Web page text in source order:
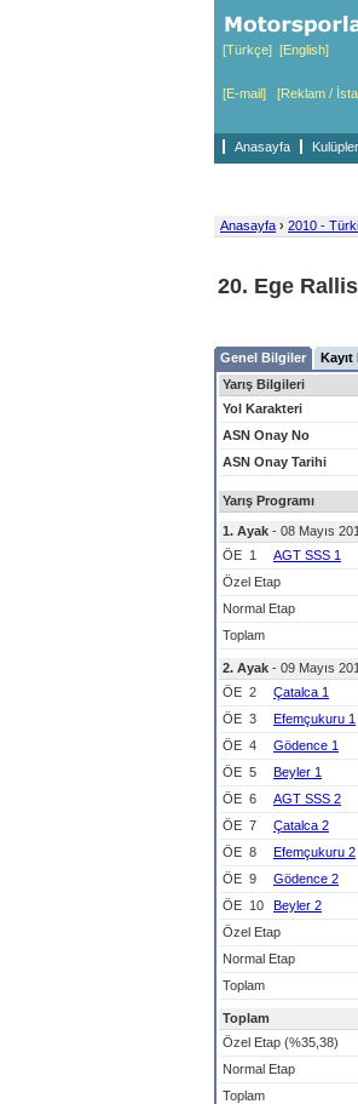
[Türkçe] [English]
[E-mail] [Reklam /
Anasayfa Kulüpler
Anasayfa › 2010 -
20. Ege
Genel Bilgiler
Yarış Bilgileri
Yol Karakteri
ASN Onay No
ASN Onay Tarihi
Yarış Programı
1. Ayak - 08 Mayıs
ÖE 1 AGT SSS 1
Özel Etap
Normal Etap
Toplam
2. Ayak - 09 Mayıs
ÖE 2 Çatalca 1
ÖE 3 Efemçukuru 1
ÖE 4 Gödence 1
ÖE 5 Beyler 1
ÖE 6 AGT SSS 2
ÖE 7 Çatalca 2
ÖE 8 Efemçukuru 2
ÖE 9 Gödence 2
ÖE 10 Beyler 2
Özel Etap
Normal Etap
Toplam
Toplam
Özel Etap (%35,38)
Normal Etap
Toplam